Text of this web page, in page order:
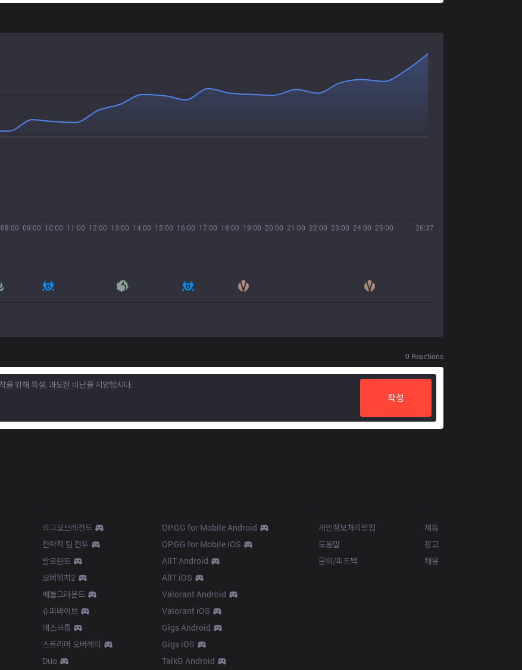
08:00 09:00 10:00 11:00 12:00 13:00 14:00 15:00 16:00 17:00 18:00 19:00 20:00 21:00 22:00 23:00 24:00 25:00 26:37
0 Reactions
작성
리그오브레전드
전략적 팀 전투
발로란트
오버워치2
배틀그라운드
슈퍼바이브
데스크톱
스트리머 오버레이
Duo
OP.GG for Mobile Android
OP.GG for Mobile iOS
AllT Android
AllT iOS
Valorant Android
Valorant iOS
Gigs Android
Gigs iOS
TalkG Android
개인정보처리방침
도움말
문의/피드백
제휴
광고
채용